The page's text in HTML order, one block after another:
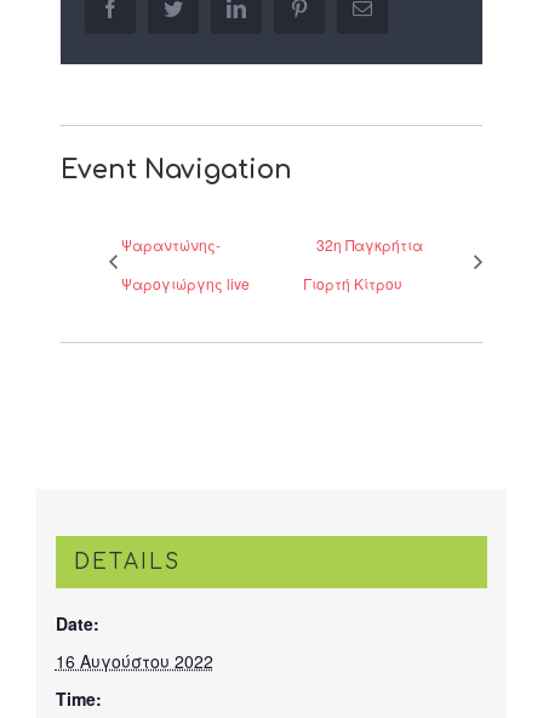
facebooktwitter linkedin pinterestEmail
Event Navigation
Ψαραντώνης-
Ψαρογιώργης live
32η Παγκρήτια
Γιορτή Κίτρου
DETAILS
Date:
16 Αυγούστου 2022
Time: